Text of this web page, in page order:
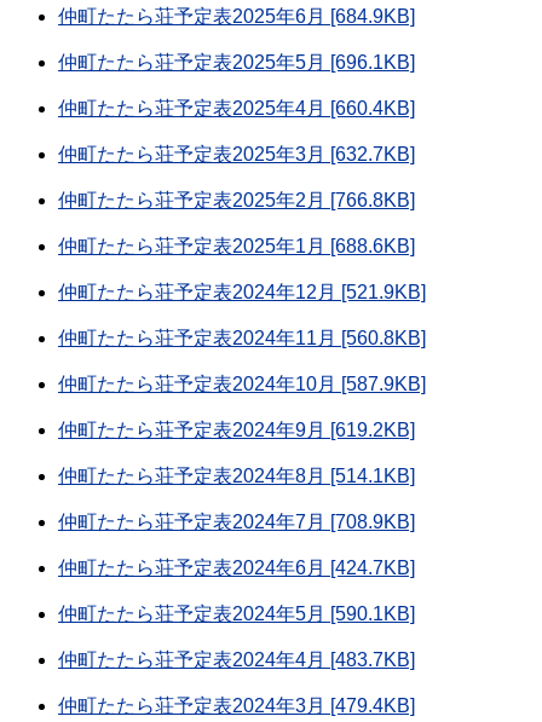
仲町たたら荘予定表2025年6月 [684.9KB]
仲町たたら荘予定表2025年5月 [696.1KB]
仲町たたら荘予定表2025年4月 [660.4KB]
仲町たたら荘予定表2025年3月 [632.7KB]
仲町たたら荘予定表2025年2月 [766.8KB]
仲町たたら荘予定表2025年1月 [688.6KB]
仲町たたら荘予定表2024年12月 [521.9KB]
仲町たたら荘予定表2024年11月 [560.8KB]
仲町たたら荘予定表2024年10月 [587.9KB]
仲町たたら荘予定表2024年9月 [619.2KB]
仲町たたら荘予定表2024年8月 [514.1KB]
仲町たたら荘予定表2024年7月 [708.9KB]
仲町たたら荘予定表2024年6月 [424.7KB]
仲町たたら荘予定表2024年5月 [590.1KB]
仲町たたら荘予定表2024年4月 [483.7KB]
仲町たたら荘予定表2024年3月 [479.4KB]